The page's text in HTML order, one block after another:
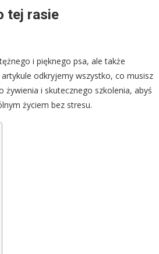
tej rasie
i pięknego psa, ale także
odkryjemy wszystko, co musisz
żywienia i skutecznego szkolenia, abyś
życiem bez stresu.